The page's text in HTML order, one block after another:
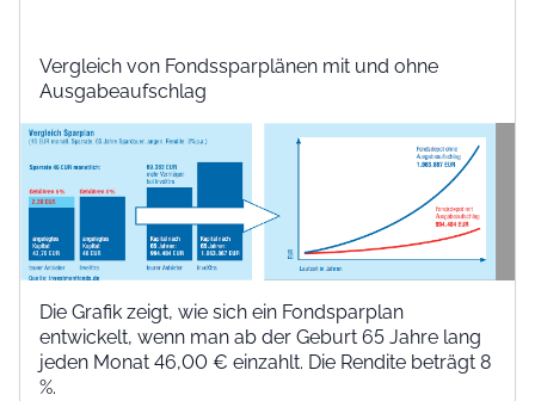
Vergleich von Fondssparplänen mit und ohne
Ausgabeaufschlag
Die Grafik zeigt, wie sich ein Fondsparplan
entwickelt, wenn man ab der Geburt 65 Jahre lang
jeden Monat 46,00 € einzahlt. Die Rendite beträgt 8
%.